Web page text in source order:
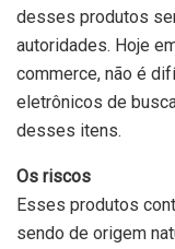
desses produtos
autoridades. Hoje
commerce, não é
eletrônicos de
desses itens.
Os riscos
Esses produtos
sendo de origem